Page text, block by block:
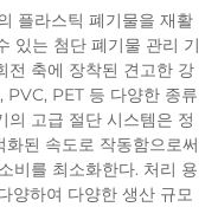
플라스틱 폐기물을 재활
있는 첨단 폐기물 관리 기
전 축에 장착된 견고한 강
PVC, PET 등 다양한 종류
의 고급 절단 시스템은 정
된 속도로 작동함으로써
비를 최소화한다. 처리 용
하여 다양한 생산 규모